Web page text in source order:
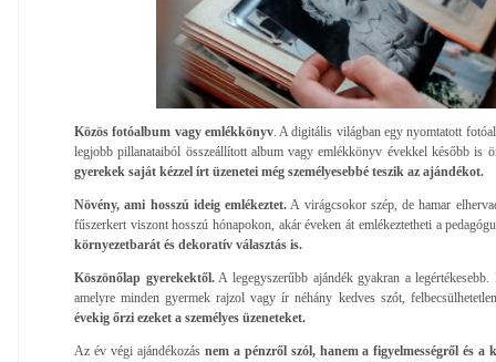
Közös fotóalbum vagy emlékkönyv. A digitális világban egy nyomtatott
legjobb pillanataiból összeállított album vagy emlékkönyv évekkel később is
gyerekek saját kézzel írt üzenetei még személyesebbé teszik az ajándékot.
Növény, ami hosszú ideig emlékeztet. A virágcsokor szép, de hamar
fűszerkert viszont hosszú hónapokon, akár éveken át emlékeztetheti a
környezetbarát és dekoratív választás is.
Köszönőlap gyerekektől.A legegyszerűbb ajándék gyakran a
amelyre minden gyermek rajzol vagy ír néhány kedves szót,
évekig őrzi ezeket a személyes üzeneteket.
Az év végi ajándékozás nem a pénzről szól, hanem a figyelmességről és a